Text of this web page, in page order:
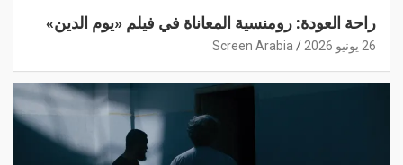
راحة العودة: رومنسية المعاناة في فيلم «يوم الدين»
26 يونيو 2026 Screen Arabia